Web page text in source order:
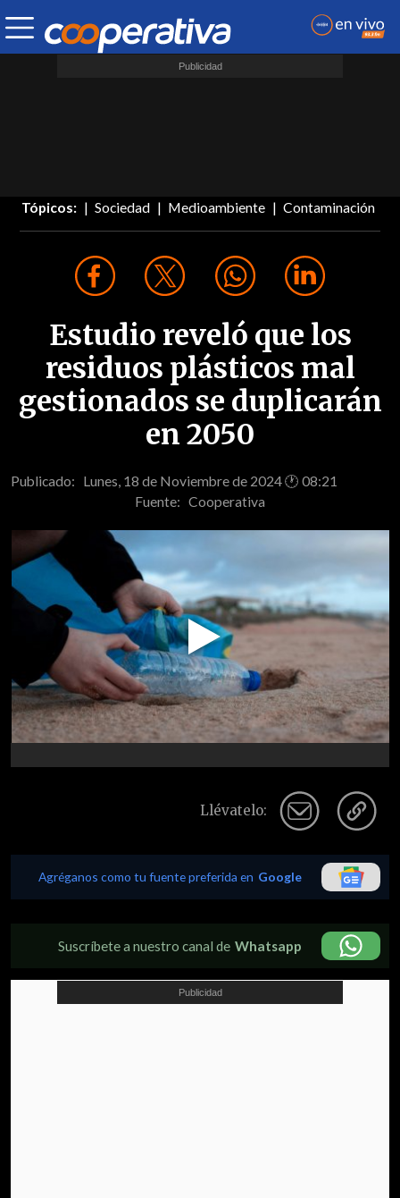
Tópicos: Sociedad Medioambiente Contaminación
Estudio reveló que los
residuos plásticos mal
gestionados se duplicarán
en 2050
Publicado: Lunes, 18 de Noviembre de 2024 🕐 08:21
Fuente: Cooperativa
Play
Video
Llévatelo:
Agréganos como tu fuente preferida en Google
Suscríbete a nuestro canal de Whatsapp